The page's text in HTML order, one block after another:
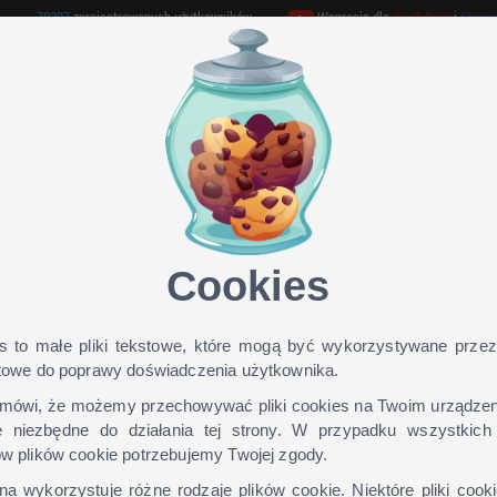
Cookies
to małe pliki tekstowe, które mogą być wykorzystywane
do poprawy doświadczenia użytkownika.
że możemy przechowywać pliki cookies na Twoim
niezbędne do działania tej strony. W przypadku wszystkich
plików cookie potrzebujemy Twojej zgody.
wykorzystuje różne rodzaje plików cookie. Niektóre pliki
78307zarejestrowanych użytkowników Wspracie dlaYouTuberai
TEAMSPEAK 3
dla wersji: 1.9,
Jak zainstalować